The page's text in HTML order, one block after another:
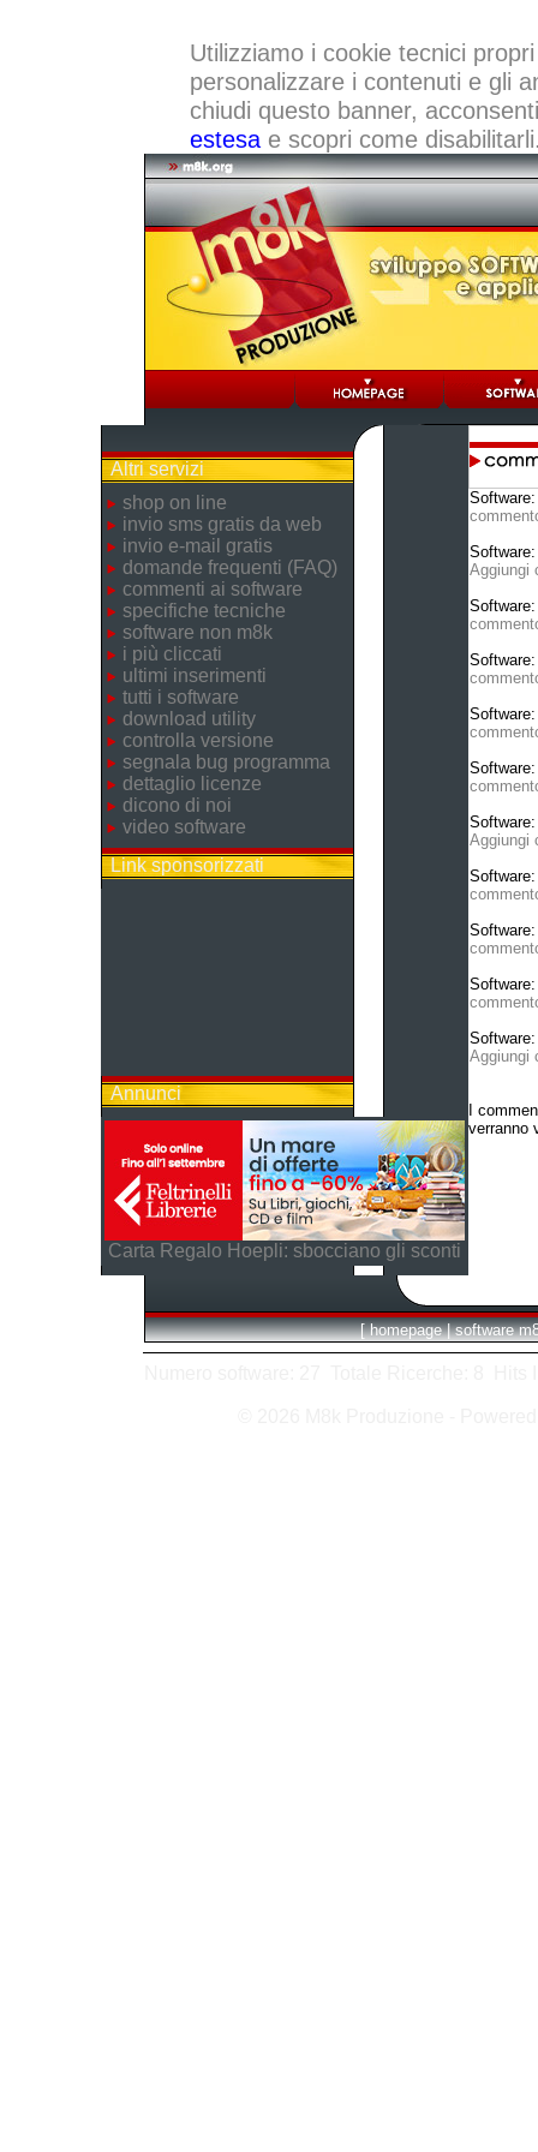
Utilizziamo i cookie tecnici
personalizzare i contenuti e gli
chiudi questo banner,
estesae scopri come
Altri servizi
shop on line
invio sms gratis da web
invio e-mail gratis
domande frequenti (FAQ)
commenti ai software
specifiche tecniche
software non m8k
i più cliccati
ultimi inserimenti
tutti i software
download utility
controlla versione
segnala bug programma
dettaglio licenze
dicono di noi
video software
Link sponsorizzati
Annunci
Carta Regalo Hoepli: sbocciano gli sconti
Aggiungi
Aggiungi
Aggiungi
I
verranno
[ homepage | software